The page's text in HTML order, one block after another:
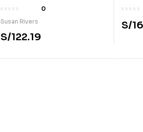
1 AB W/ DIG PK
0
Susan Rivers
S/122.19
4 PB
S/